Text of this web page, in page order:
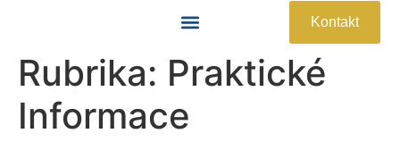
Kontakt
Rubrika: Praktické
Informace